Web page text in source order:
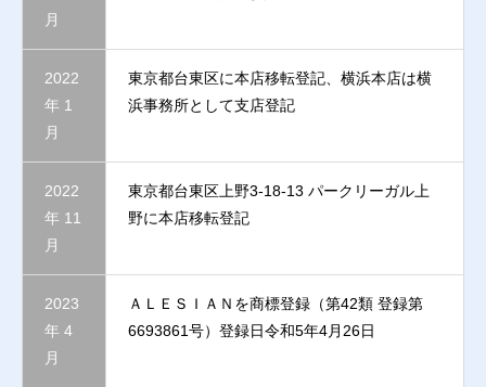
月
2022
年 1
月
東京都台東区に本店移転登記、横浜本店は横
浜事務所として支店登記
2022
年 11
月
東京都台東区上野3-18-13 パークリーガル上
野に本店移転登記
2023
年 4
月
ＡＬＥＳＩＡＮを商標登録（第42類 登録第
6693861号）登録日令和5年4月26日